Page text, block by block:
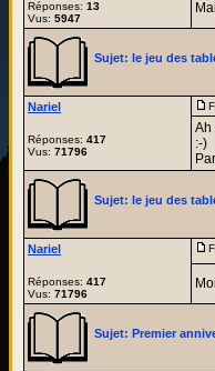
Réponses: 13
Vus: 5947
Sujet: le jeu des
Nariel
Réponses: 417
Vus: 71796
Ah
:-)
Sujet: le jeu des
Nariel
Réponses: 417
Vus: 71796
Sujet: Premier